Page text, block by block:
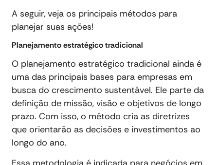
A seguir, veja os principais métodos para
planejar suas ações!
Planejamento estratégico tradicional
O planejamento estratégico tradicional ainda é
uma das principais bases para empresas em
busca do crescimento sustentável. Ele parte da
definição de missão, visão e objetivos de longo
prazo. Com isso, o método cria as diretrizes
que orientarão as decisões e investimentos ao
longo do ano.